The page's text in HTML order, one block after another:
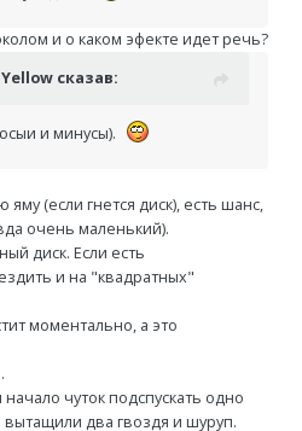
и о каком эфекте идет речь?
Yellow сказав:
и минусы).
(если гнется диск), есть шанс,
очень маленький).
диск. Если есть
и на "квадратных"
моментально, а это
чуток подспускать одно
два гвоздя и шуруп.